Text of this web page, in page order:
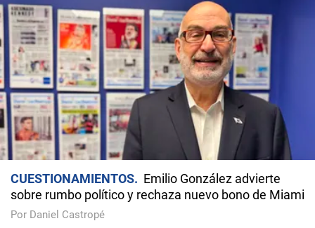
CUESTIONAMIENTOS
Emilio González advierte
sobre rumbo político y rechaza nuevo bono de Miami
Por Daniel Castropé